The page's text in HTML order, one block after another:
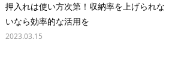
押入れは使い方次第！収納率を上げられな
いなら効率的な活用を
2023.03.15